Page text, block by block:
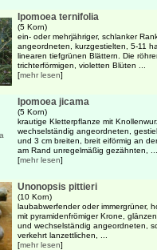
Ipomoea ternifolia
(5 Korn)
ein- oder mehrjähriger, schlanker
angeordneten, kurzgestielten, 5-11
linearen tiefgrünen Blättern. Die
trichterförmigen, violetten Blüten ...
[mehr lesen]
Ipomoea jicama
(5 Korn)
krautige Kletterpflanze mit
wechselständig angeordneten,
und 3 cm breiten, breit eiförmig an
am Rand unregelmäßig gezähnten, ...
[mehr lesen]
Unonopsis pittieri
(10 Korn)
laubabwerfender oder immergrüner,
mit pyramidenfrömiger Krone,
und wechselständig angeordneten,
verkehrt lanzettlichen, ...
[mehr lesen]